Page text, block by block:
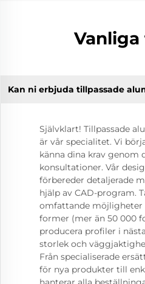
Kan ni erbjuda tillpassade
Självklart! Tillpassade
är vår specialitet. Vi
känna dina krav genom
konsultationer. Vår
förbereder detaljerade
hjälp av CAD-program.
omfattande möjligheter
former (mer än 50 000
producera profiler i
storlek och
Från specialiserade
för nya produkter till